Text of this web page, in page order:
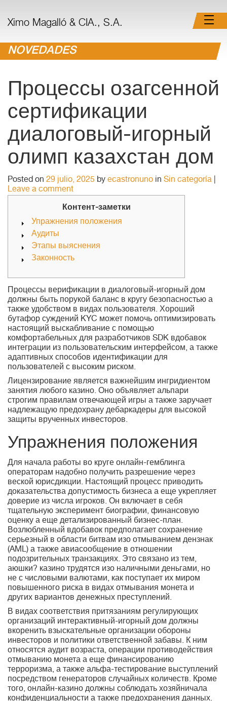
Ximo Magalló & CIA., S.A.
NOVEDADES
Процессы озагсенной
сертификации
диалоговый-игорный
олимп казахстан дом
Posted on 29 julio, 2025 by ecastronuno in Sin categoría
Leave a comment
Контент-заметки
Упражнения положения
Аудиты
Этапы выяснения
Законность
Процессы верификации в диалоговый-игорный дом
должны быть порукой баланс в кругу безопасностью а
также удобством в видах пользователя. Хороший
бутафор суждений KYC может помочь оптимизировать
настоящий выскабливание с помощью
комфортабельных для разработчиков SDK вдобавок
интеграции из пользовательским интерфейсом, а также
адаптивных способов идентификации для
пользователей с высоким риском.
Лицензирование является важнейшим ингридиентом
занятия любого казино. Оно объявляет альпари
строгим правилам отвечающей игры а также заручает
надлежащую предохрану дебаркадеры для высокой
защиты врученных инвесторов.
Упражнения положения
Для начала работы во круге онлайн-гемблинга
операторам надобно получить разрешение через
веской юрисдикции. Настоящий процесс приводить
доказательства допустимость бизнеса а еще укрепляет
доверие из числа игроков. Он включает в себя
тщательную эксперимент биографии, финансовую
оценку а еще детализированный бизнес-план.
Возлюбленный вдобавок предполагает сохранение
серьезный в области битвам изо отмыванием дензнак
(AML) а также авиасообщение в отношении
подозрительных транзакциях. Это связано из тем,
аюшки? казино трудятся изо наличными деньгами, но
не с числовыми валютами, как поступает их миром
повышенного риска в видах отмывания монета и
других вариантов денежных преступлений.
В видах соответствия притязаниям регулирующих
организаций интерактивный-игорный дом должны
вкоренить взыскательные организации обороны
инвесторов и политики ответственной забавы. К ним
относятся аудит возраста, операции противодействия
отмыванию монета а еще финансированию
терроризма, а также альфа-тестирование выступлений
посредством генераторов случайных количеств. Кроме
того, онлайн-казино должны соблюдать хозяйничала
конфиденциальности а также предохранения данных.